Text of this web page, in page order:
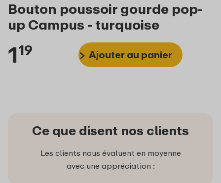
Bouton poussoir gourde pop-
up Campus - turquoise
119 Ajouter au panier
Ce que disent nos clients
Les clients nous évaluent en moyenne
avec une appréciation :